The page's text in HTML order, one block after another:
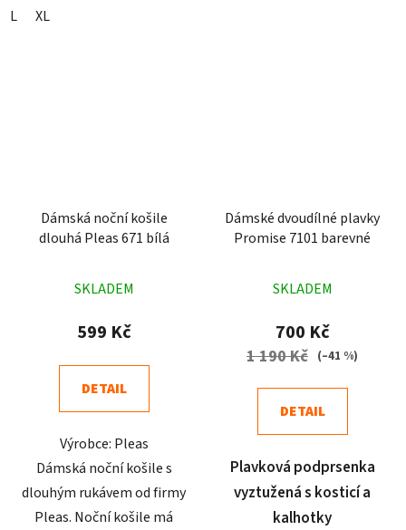
L XL
Dámská noční košile
dlouhá Pleas 671 bílá
hodnocení
produktu
4,7
z
hvězdiček.
SKLADEM
599 Kč
DETAIL
Výrobce: Pleas
Dámská noční košile s
dlouhým rukávem od firmy
Pleas. Noční košile má
Dámské dvoudílné plavky
Promise 7101 barevné
hodnocení
produktu
je
5
SKLADEM
700 Kč
1 190 Kč (–41 %)
DETAIL
Plavková podprsenka
vyztužená s kosticí a
kalhotky